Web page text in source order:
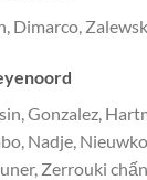
Dimarco,
Gonzalez,
Nadje,
Zerrouki